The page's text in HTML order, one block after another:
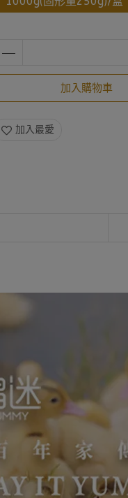
加入購物車
加入最愛